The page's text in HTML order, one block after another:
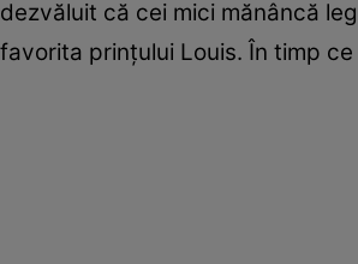
dezvăluit că cei mici mănâncă
favorita prințului Louis. În timp